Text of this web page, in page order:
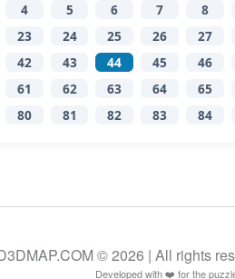
4 5 6 7 8
23 24 25 26 27
42 43 44 45 46
61 62 63 64 65
80 81 82 83 84
© 2026 | All rights
Developed with ❤️ for the